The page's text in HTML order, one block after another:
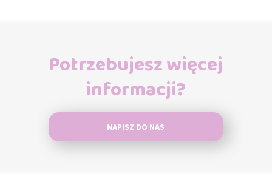
Potrzebujesz więcej
informacji?
NAPISZ DO NAS